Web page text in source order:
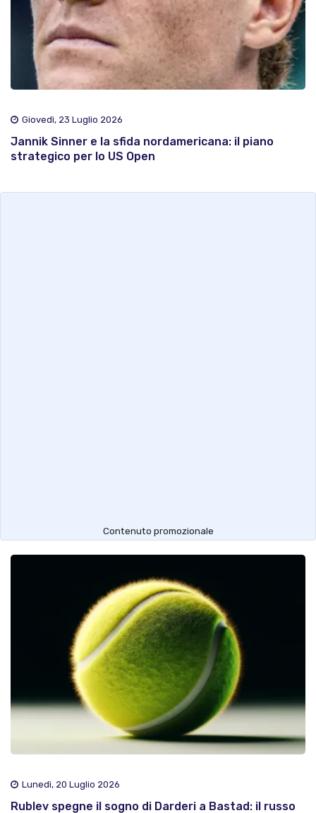
Giovedì, 23 Luglio 2026
Jannik Sinner e la sfida nordamericana: il piano
strategico per lo US Open
Contenuto promozionale
Lunedì, 20 Luglio 2026
Rublev spegne il sogno di Darderi a Bastad: il russo